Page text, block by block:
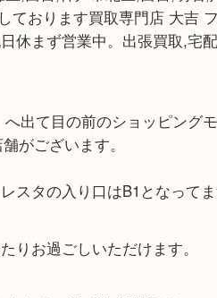
イン査定で1万円以上が出
・両替以外）